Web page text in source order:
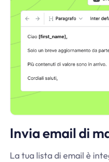
Invia email di
La tua lista di email è